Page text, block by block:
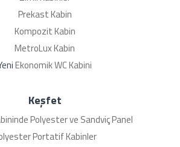
Prekast Kabin
Kompozit Kabin
MetroLux Kabin
Ekonomik WC Kabini
Keşfet
Polyester ve Sandviç Panel
Portatif Kabinler